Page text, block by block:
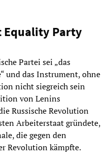
Equality Party
Partei sei „das
und das Instrument, ohne
nicht siegreich sein
von Lenins
Russische Revolution
Arbeiterstaat gründete,
die gegen den
Revolution kämpfte.